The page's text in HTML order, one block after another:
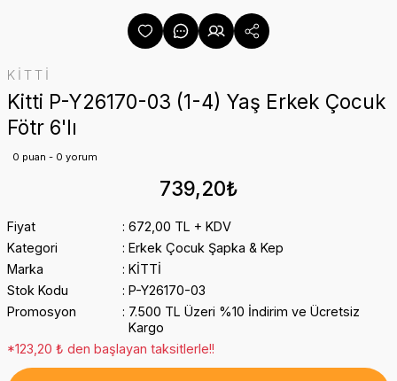
KİTTİ
Kitti P-Y26170-03 (1-4) Yaş Erkek Çocuk
Fötr 6'lı
0 puan - 0 yorum
739,20₺
Fiyat
672,00 TL + KDV
Kategori
Erkek Çocuk Şapka & Kep
Marka
KİTTİ
Stok Kodu
P-Y26170-03
Promosyon
7.500 TL Üzeri %10 İndirim ve Ücretsiz
Kargo
*123,20 ₺ den başlayan taksitlerle!!